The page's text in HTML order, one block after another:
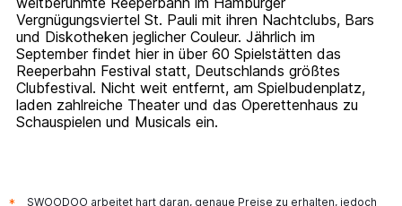
Vergnügungsviertel St. Pauli mit ihren Nachtclubs, Bars
und Diskotheken jeglicher Couleur. Jährlich im
September findet hier in über 60 Spielstätten das
Reeperbahn Festival statt, Deutschlands größtes
Clubfestival. Nicht weit entfernt, am Spielbudenplatz,
laden zahlreiche Theater und das Operettenhaus zu
Schauspielen und Musicals ein.
SWOODOO arbeitet hart daran, genaue Preise zu erhalten, jedoch